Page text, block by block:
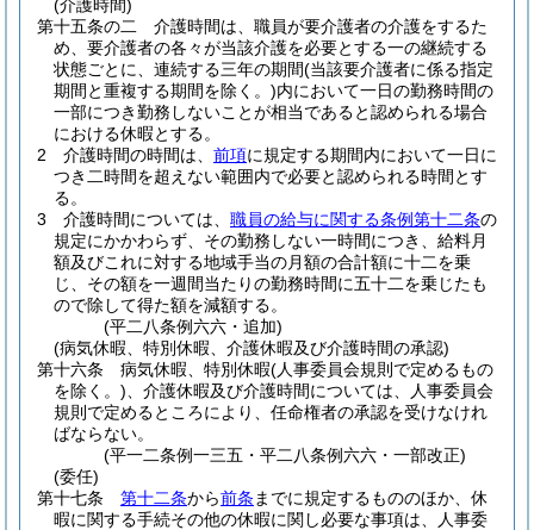
(介護時間)
第十五条の二
介護時間は、職員が要介護者の介護をするた
め、要介護者の各々が当該介護を必要とする一の継続する
状態ごとに、連続する三年の期間(当該要介護者に係る指定
期間と重複する期間を除く。)内において一日の勤務時間の
一部につき勤務しないことが相当であると認められる場合
における休暇とする。
2
介護時間の時間は、 前項に規定する期間内において一日に
つき二時間を超えない範囲内で必要と認められる時間とす
る。
3
介護時間については、 職員の給与に関する条例第十二条の
規定にかかわらず、その勤務しない一時間につき、給料月
額及びこれに対する地域手当の月額の合計額に十二を乗
じ、その額を一週間当たりの勤務時間に五十二を乗じたも
ので除して得た額を減額する。
(平二八条例六六・追加)
(病気休暇、特別休暇、介護休暇及び介護時間の承認)
第十六条
病気休暇、特別休暇(人事委員会規則で定めるもの
を除く。) 、介護休暇及び介護時間については、人事委員会
規則で定めるところにより、任命権者の承認を受けなけれ
ばならない。
(平一二条例一三五・平二八条例六六・一部改正)
(委任)
第十七条
第十二条から前条 までに規定するもののほか、休
暇に関する手続その他の休暇に関し必要な事項は、人事委